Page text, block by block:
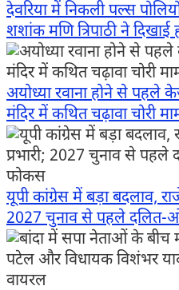
देवरिया में निकली पल्स
शशांक मणि त्रिपाठी ने दिखाई
अयोध्या रवाना होने से पहले
मंदिर में कथित चढ़ावा चोरी
यूपी कांग्रेस में बड़ा बदलाव,
2027 चुनाव से पहले दलित-